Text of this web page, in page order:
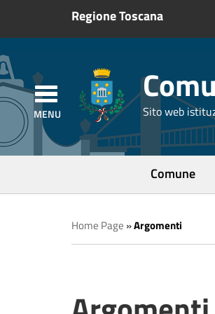
Regione Toscana
Sito web
Comune
Home Page »Argomenti